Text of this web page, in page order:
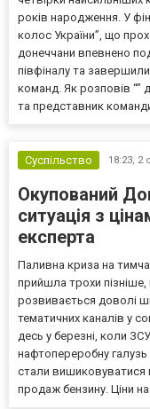
років народження. У
колос України”, що
донеччани впевнено
півфіналу та
команд. Як розповів “”
та представник
Суспільство 18:23, 2
Окупований
ситуація з
експерта
Паливна криза на
прийшла трохи пізніше,
розвивається доволі
тематичних каналів у
десь у березні, коли
нафтопереробну
стали вишиковуватися
продаж бензину. Ціни